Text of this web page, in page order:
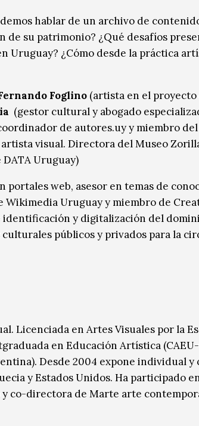
hablar de un archivo de
su patrimonio? ¿Qué desafíos
Uruguay? ¿Cómo desde la práctica
Foglino (artista en el
(gestor cultural y abogado
de autores.uy y miembro
visual. Directora del Museo
Uruguay)
portales web, asesor en temas de
Uruguay y miembro de
y digitalización del
públicos y privados para la
Licenciada en Artes Visuales por la
en Educación Artística
Desde 2004 expone individual
y Estados Unidos. Ha participado
co-directora de Marte arte